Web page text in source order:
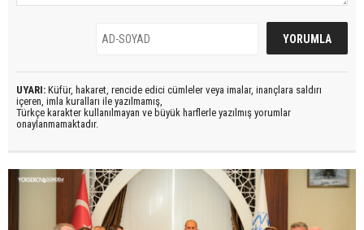
UYARI: Küfür, hakaret, rencide edici cümleler veya imalar, inançlara saldırı
içeren, imla kuralları ile yazılmamış,
Türkçe karakter kullanılmayan ve büyük harflerle yazılmış yorumlar
onaylanmamaktadır.